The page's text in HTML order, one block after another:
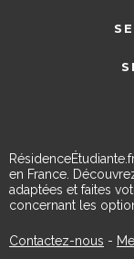
en France.
adaptées et faites
concernant les
Contactez-nous -